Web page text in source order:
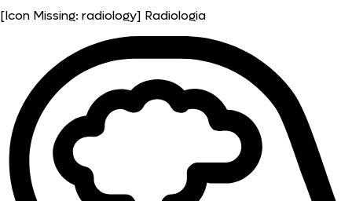
[Icon Missing: radiology] Radiologia